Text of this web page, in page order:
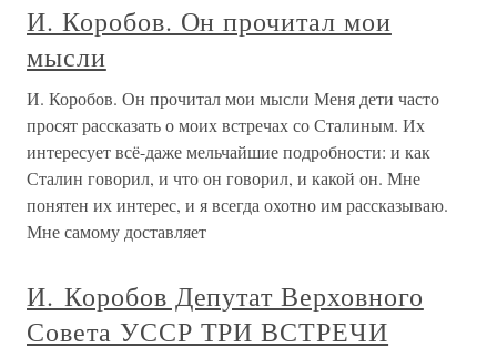
И. Коробов. Он прочитал мои
мысли
И. Коробов. Он прочитал мои мысли Меня дети часто
просят рассказать о моих встречах со Сталиным. Их
интересует всё-даже мельчайшие подробности: и как
Сталин говорил, и что он говорил, и какой он. Мне
понятен их интерес, и я всегда охотно им рассказываю.
Мне самому доставляет
И. Коробов Депутат Верховного
Совета УССР ТРИ ВСТРЕЧИ